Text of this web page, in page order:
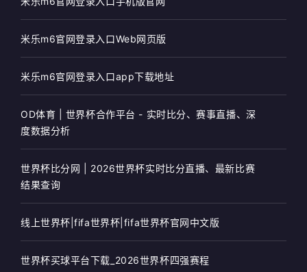
米乐m6官网登录入口Web网页版
米乐m6官网登录入口app下载地址
OD体育 | 世界杯合作平台 - 实时比分、赛事直播、深
度数据分析
世界杯比分网 | 2026世界杯实时比分直播、最新比赛
结果查询
线上世界杯|fifa世界杯|fifa世界杯官网中文版
世界杯买球平台下载_2026世界杯四强赛程